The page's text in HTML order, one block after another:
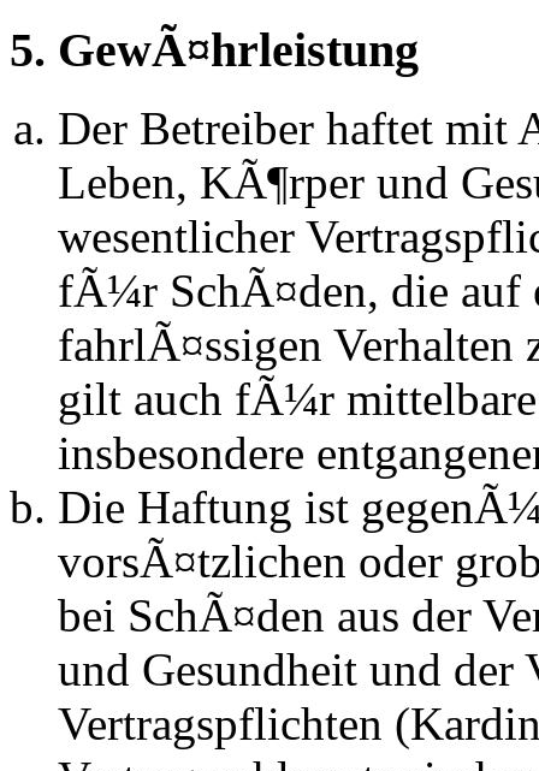
5. GewÃ¤hrleistung
Der Betreiber haftet mit
Leben, KÃ¶rper und
wesentlicher
fÃ¼r SchÃ¤den, die auf
fahrlÃ¤ssigen
gilt auch fÃ¼r
insbesondere
Die Haftung ist
vorsÃ¤tzlichen oder
bei SchÃ¤den aus der
und Gesundheit und der
Vertragspflichten